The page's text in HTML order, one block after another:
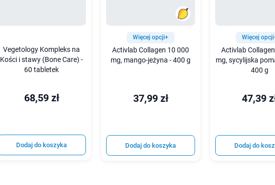
Vegetology Kompleks na
Kości i stawy (Bone Care) -
60 tabletek
68,59 zł
Dodaj do koszyka
Więcej opcji+
Activlab Collagen 10 000
mg, mango-jeżyna - 400 g
37,99 zł
Dodaj do koszyka
Więcej
Activlab
mg, sycylijska
400 g
47,39
Dodaj do